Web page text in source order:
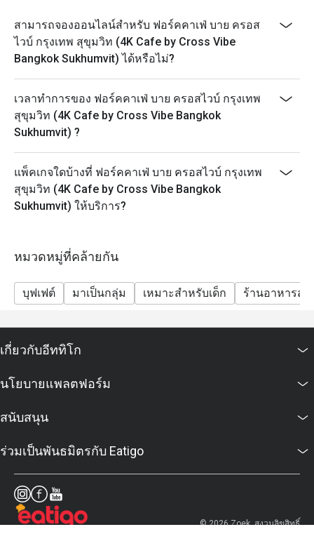
สิทธิพิเศษสำหรับวันเกิด:
- รับฟรีเค้กวันเกิด
- กรุณาแจ้งทางร้านล่วงหน้าอย่างน้อย 24 ชั่วโมงหาก
- กรุณาแสดงบัตรประจำตัวเพื่อรับสิทธิ์
สามารถจองออนไลน์สำหรับ ฟอร์คคาเฟ่ บาย ครอส
ไวบ์ กรุงเทพ สุขุมวิท (4K Cafe by Cross Vibe
Bangkok Sukhumvit) ได้หรือไม่?
เวลาทำการของ ฟอร์คคาเฟ่ บาย ครอสไวบ์ กรุงเทพ
สุขุมวิท (4K Cafe by Cross Vibe Bangkok
Sukhumvit) ?
แพ็คเกจใดบ้างที่ ฟอร์คคาเฟ่ บาย ครอสไวบ์ กรุงเทพ
สุขุมวิท (4K Cafe by Cross Vibe Bangkok
Sukhumvit) ให้บริการ?
หมวดหมู่ที่คล้ายกัน
บุฟเฟต์ มาเป็นกลุ่ม เหมาะสำหรับเด็ก ร้านอาหารสบ
เกี่ยวกับอีททิโก
นโยบายแพลตฟอร์ม
สนับสนุน
ร่วมเป็นพันธมิตรกับ Eatigo
© 2026 Zoek. สงวนลิขสิทธิ์